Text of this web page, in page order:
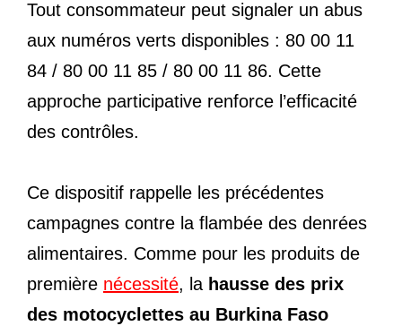
Tout consommateur peut signaler un abus
aux numéros verts disponibles : 80 00 11
84 / 80 00 11 85 / 80 00 11 86. Cette
approche participative renforce l’efficacité
des contrôles.
Ce dispositif rappelle les précédentes
campagnes contre la flambée des denrées
alimentaires. Comme pour les produits de
première nécessité, la hausse des prix
des motocyclettes au Burkina Faso